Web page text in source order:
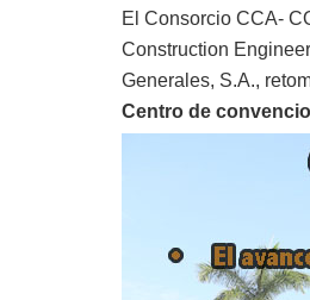
El Consorcio CCA-
Construction
Generales, S.A.,
Centro de